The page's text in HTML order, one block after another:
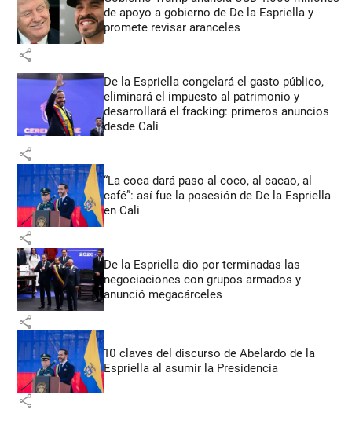
de apoyo a gobierno de De la Espriella y
promete revisar aranceles
share
De la Espriella congelará el gasto público,
eliminará el impuesto al patrimonio y
desarrollará el fracking: primeros anuncios
desde Cali
share
“La coca dará paso al coco, al cacao, al
café”: así fue la posesión de De la Espriella
en Cali
share
De la Espriella dio por terminadas las
negociaciones con grupos armados y
anunció megacárceles
share
10 claves del discurso de Abelardo de la
Espriella al asumir la Presidencia
share